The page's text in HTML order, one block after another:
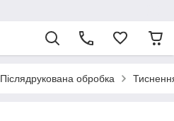
Післядрукована обробка